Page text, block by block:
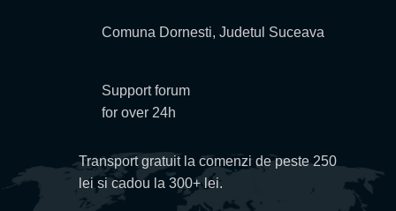
Comuna Dornesti, Judetul Suceava
Support forum
for over 24h
Transport gratuit la comenzi de peste 250
lei si cadou la 300+ lei.